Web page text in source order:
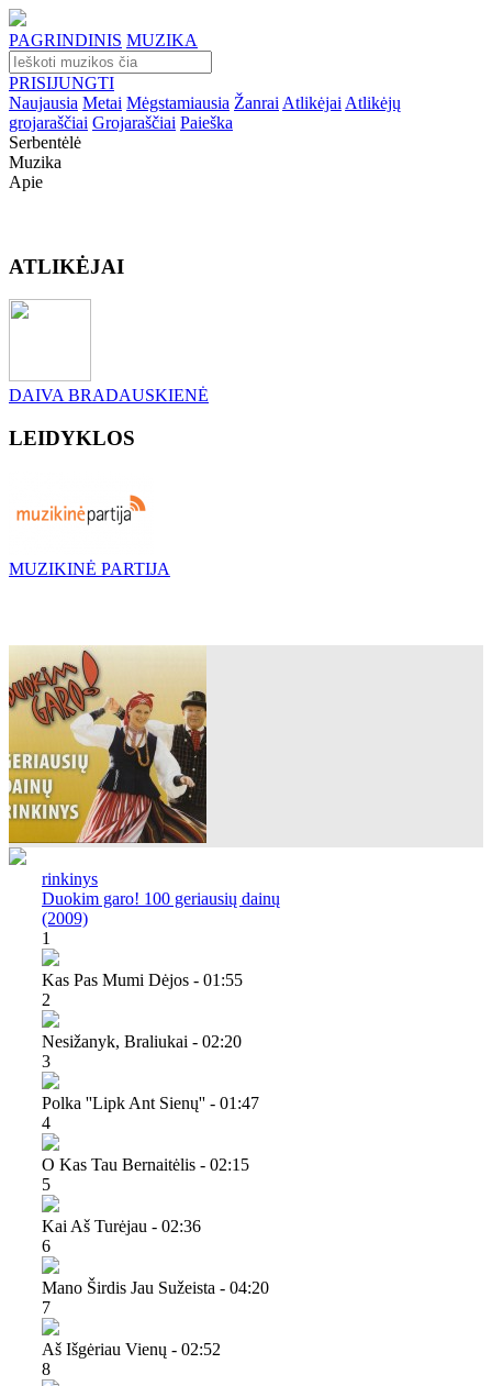
PAGRINDINIS MUZIKA
PRISIJUNGTI
Naujausia Metai Mėgstamiausia Žanrai Atlikėjai Atlikėjų
grojaraščiai Grojaraščiai Paieška
Serbentėlė
Muzika
Apie
ATLIKĖJAI
DAIVA BRADAUSKIENĖ
LEIDYKLOS
MUZIKINĖ PARTIJA
rinkinys
Duokim garo! 100 geriausių dainų
(2009)
1
Kas Pas Mumi Dėjos - 01:55
2
Nesižanyk, Braliukai - 02:20
3
Polka ''lipk Ant Sienų'' - 01:47
4
O Kas Tau Bernaitėlis - 02:15
5
Kai Aš Turėjau - 02:36
6
Mano Širdis Jau Sužeista - 04:20
7
Aš Išgėriau Vienų - 02:52
8